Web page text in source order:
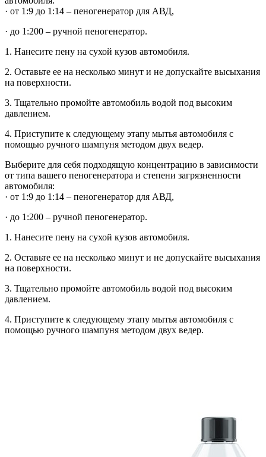
· от 1:9 до 1:14 – пеногенератор для АВД,
· до 1:200 – ручной пеногенератор.
1. Нанесите пену на сухой кузов автомобиля.
2. Оставьте ее на несколько минут и не допускайте высыхания
на поверхности.
3. Тщательно промойте автомобиль водой под высоким
давлением.
4. Приступите к следующему этапу мытья автомобиля с
помощью ручного шампуня методом двух ведер.
Выберите для себя подходящую концентрацию в зависимости
от типа вашего пеногенератора и степени загрязненности
автомобиля:
· от 1:9 до 1:14 – пеногенератор для АВД,
· до 1:200 – ручной пеногенератор.
1. Нанесите пену на сухой кузов автомобиля.
2. Оставьте ее на несколько минут и не допускайте высыхания
на поверхности.
3. Тщательно промойте автомобиль водой под высоким
давлением.
4. Приступите к следующему этапу мытья автомобиля с
помощью ручного шампуня методом двух ведер.